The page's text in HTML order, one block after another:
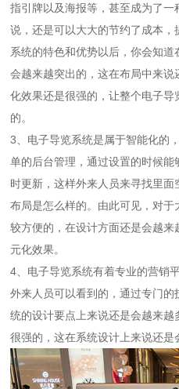
指引牌以及海报等，甚至成为了
说，还是可以大大的节约了成本
系统的特色和优势以后，你会知
会越来越突出的，这在布局中来
化效果还是很强的，让整个电子
的。
3、电子导览系统是属于智能化的
单的后台管理，通过设置的时候
时更新，这样外来人员来寻找里
布局是怎么样的。由此可见，对
较方便的，在设计方面还是会越
元化效果。
4、电子导览系统有着专业的营销
外来人员可以看到的，通过专门
统的设计要点上来说还是会越来
很强的，这在系统设计上来说还是